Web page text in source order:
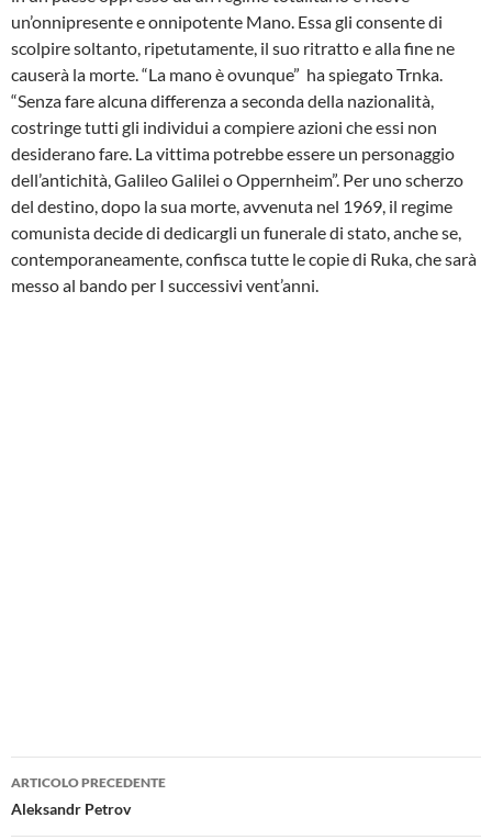
un’onnipresente e onnipotente Mano. Essa gli consente di
scolpire soltanto, ripetutamente, il suo ritratto e alla fine ne
causerà la morte. “La mano è ovunque” ha spiegato Trnka.
“Senza fare alcuna differenza a seconda della nazionalità,
costringe tutti gli individui a compiere azioni che essi non
desiderano fare. La vittima potrebbe essere un personaggio
dell’antichità, Galileo Galilei o Oppernheim”. Per uno scherzo
del destino, dopo la sua morte, avvenuta nel 1969, il regime
comunista decide di dedicargli un funerale di stato, anche se,
contemporaneamente, confisca tutte le copie di Ruka, che sarà
messo al bando per I successivi vent’anni.
Navigazione
articolo
ARTICOLO PRECEDENTE
Aleksandr Petrov